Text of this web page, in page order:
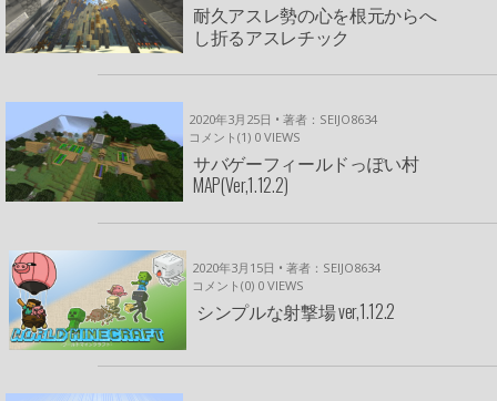
耐久アスレ勢の心を根元からへ
し折るアスレチック
2020年3月25日 • 著者：SEIJO8634
コメント(1) 0 VIEWS
サバゲーフィールドっぽい村
MAP(Ver,1.12.2)
2020年3月15日 • 著者：SEIJO8634
コメント(0) 0 VIEWS
シンプルな射撃場 ver,1.12.2